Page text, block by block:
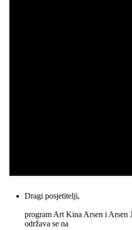
Dragi posjetitelji,
program Art Kina Arsen i Arsen
održava se na